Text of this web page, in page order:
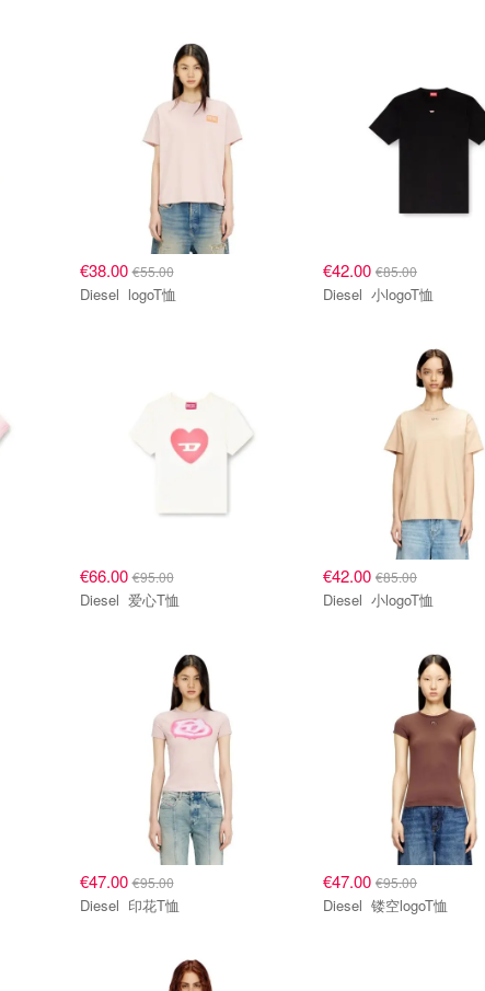
€38.00€55.00
Diesel logoT恤
€42.00 €85.00
Diesel 小logoT恤
€66.00€95.00
Diesel 爱心T恤
€42.00 €85.00
Diesel 小logoT恤
€47.00€95.00
Diesel 印花T恤
€47.00 €95.00
Diesel 镂空logoT恤